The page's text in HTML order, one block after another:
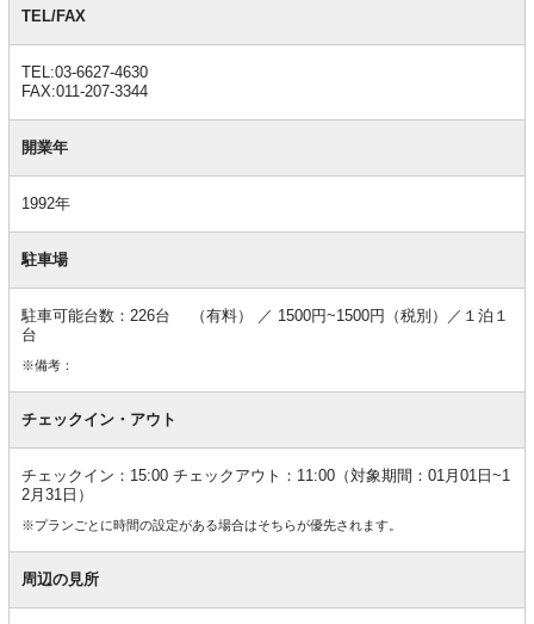
TEL/FAX
TEL:03-6627-4630
FAX:011-207-3344
開業年
1992年
駐車場
駐車可能台数：226台 （有料） ／ 1500円~1500円（税別）／１泊１
台
※備考：
チェックイン・アウト
チェックイン：15:00 チェックアウト：11:00（対象期間：01月01日~1
2月31日）
※プランごとに時間の設定がある場合はそちらが優先されます。
周辺の見所